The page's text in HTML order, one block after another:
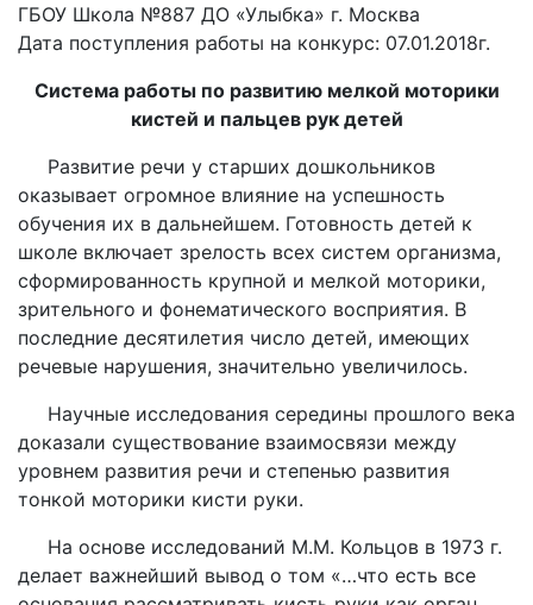
ГБОУ Школа №887 ДО «Улыбка» г. Москва
Дата поступления работы на конкурс: 07.01.2018г.
Система работы по развитию мелкой моторики
кистей и пальцев рук детей
Развитие речи у старших дошкольников
оказывает огромное влияние на успешность
обучения их в дальнейшем. Готовность детей к
школе включает зрелость всех систем организма,
сформированность крупной и мелкой моторики,
зрительного и фонематического восприятия. В
последние десятилетия число детей, имеющих
речевые нарушения, значительно увеличилось.
Научные исследования середины прошлого века
доказали существование взаимосвязи между
уровнем развития речи и степенью развития
тонкой моторики кисти руки.
На основе исследований М.М. Кольцов в 1973 г.
делает важнейший вывод о том «…что есть все